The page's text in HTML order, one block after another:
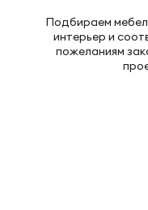
Подбираем
интерьер и
пожеланиям